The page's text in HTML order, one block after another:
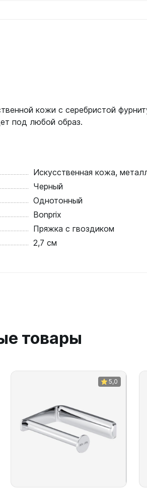
кожи с серебристой
под любой образ.
Искусственная кожа,
Черный
Однотонный
Bonprix
Пряжка с гвоздиком
2,7 см
товары
5,0